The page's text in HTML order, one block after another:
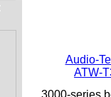
Audio-
ATW-
3000-series